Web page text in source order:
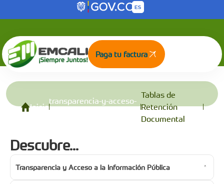
Saltar al contenido principal
Tablas de Retención Documental
Paga tu factura
Inicio
transparencia-y-acceso-
a-la-informacion-publica
Tablas de
Retención
Documental
Descubre...
Transparencia y Acceso a la Información Pública